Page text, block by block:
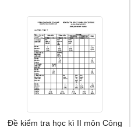
Đề kiểm tra học kì II môn Công